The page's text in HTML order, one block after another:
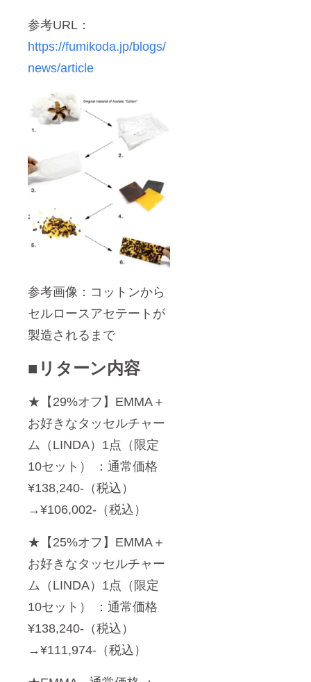
参考URL：
https://fumikoda.jp/blogs/
news/article
参考画像：コットンから
セルロースアセテートが
製造されるまで
■リターン内容
★【29%オフ】EMMA＋
お好きなタッセルチャー
ム（LINDA）1点（限定
10セット） ：通常価格
¥138,240-（税込）
→¥106,002-（税込）
★【25%オフ】EMMA＋
お好きなタッセルチャー
ム（LINDA）1点（限定
10セット） ：通常価格
¥138,240-（税込）
→¥111,974-（税込）